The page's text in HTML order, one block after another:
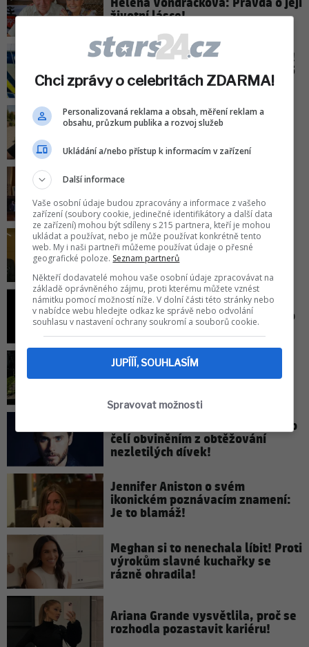
životní lásce!
DNA pomohla objasnit pomníček!
Vražda v Karlíně se stala před 15
lety
Honza Musil přiznal těžké
rozhodnutí: Roky se připravoval,
stejně to nebylo lehké!
Tajný dopis královny Alžběty II.:
hradě!
Pohřeb Milana Knížáka (†86):
Klaus a Klempíř promluvili o
výjimečném muži!
Dědictví po Vlastimilu
Harapesovi: Komu a co spadlo do
klína?
Počasí: Příští týden se do Česka
vrátí vedra
Slavný zpěvák a herec Jared Leto
čelí obviněním z obtěžování
nezletilých dívek!
Jennifer Aniston o svém
ikonickém poznávacím znamení:
Je to blamáž!
Meghan si to nenechala líbit! Proti
výrokům slavné kuchařky se
rázně ohradila!
Ariana Grande vysvětlila, proč se
rozhodla pozastavit kariéru!
Chci zprávy o celebritách ZDARMA!
Personalizovaná reklama a obsah, měření reklam a
obsahu, průzkum publika a rozvoj služeb
Ukládání a/nebo přístup k informacím v zařízení
Další informace
Vaše osobní údaje budou zpracovány a informace z vašeho
zařízení (soubory cookie, jedinečné identifikátory a další data
ze zařízení) mohou být sdíleny s 215 partnera, kteří je mohou
ukládat a používat, nebo je může používat konkrétně tento
web. My i naši partneři můžeme používat údaje o přesné
geografické poloze. Seznam partnerů
Někteří dodavatelé mohou vaše osobní údaje zpracovávat na
základě oprávněného zájmu, proti kterému můžete vznést
námitku pomocí možností níže. V dolní části této stránky nebo
v nabídce webu hledejte odkaz ke správě nebo odvolání
souhlasu v nastavení ochrany soukromí a souborů cookie.
JUPÍÍÍ, SOUHLASÍM
Spravovat možnosti